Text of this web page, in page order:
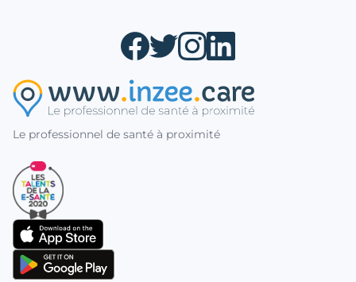
Le professionnel de santé à proximité